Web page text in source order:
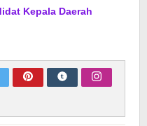
Kepala Daerah